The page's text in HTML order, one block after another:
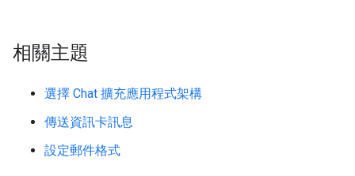
相關主題
選擇 Chat 擴充應用程式架構
傳送資訊卡訊息
設定郵件格式